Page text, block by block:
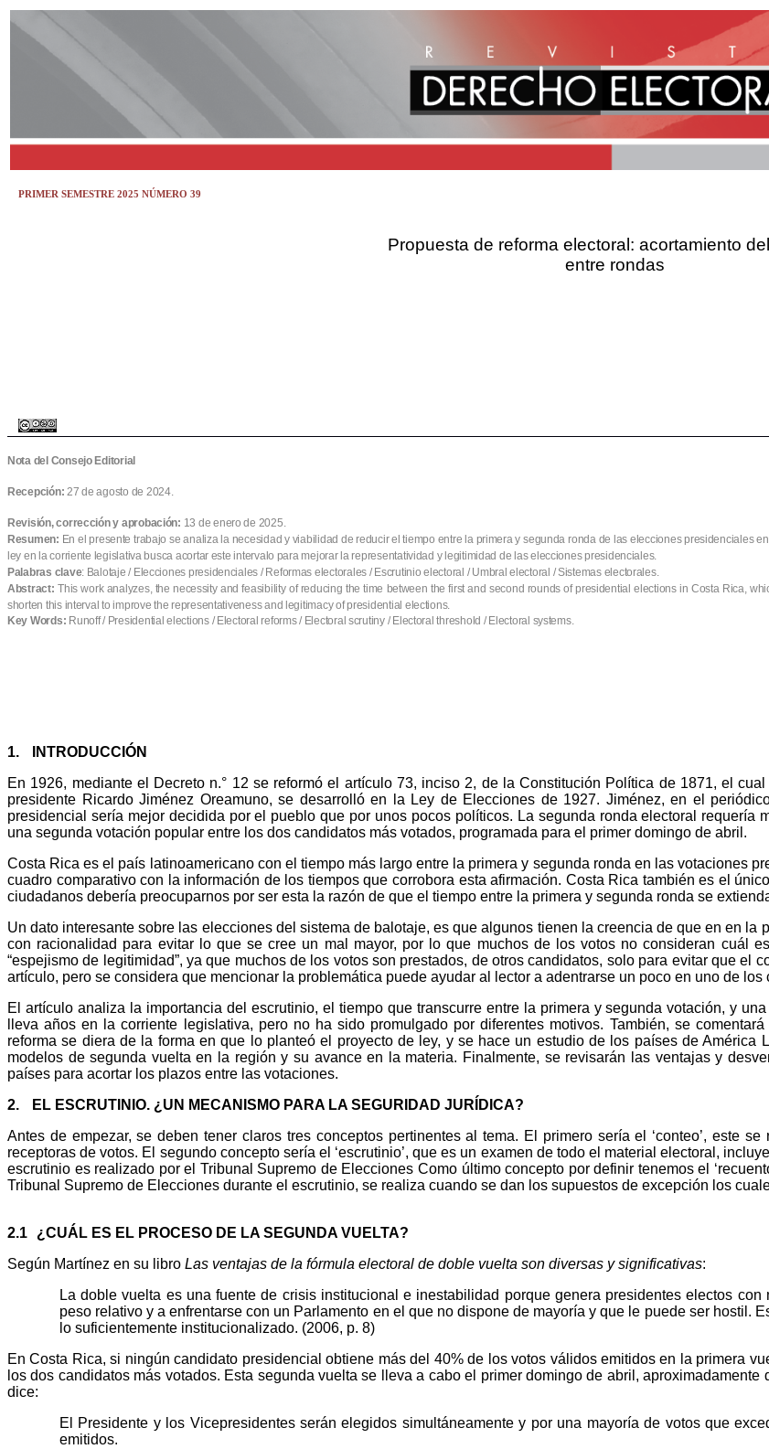
PRIMER SEMESTRE 2025 NÚMERO 39
Propuesta de reforma electoral: acortamiento
entre rondas
Nota del Consejo Editorial
Recepción: 27 de agosto de 2024.
Revisión, corrección y aprobación: 13 de enero de 2025.
Resumen: En el presente trabajo se analiza la necesidad y viabilidad de reducir el tiempo entre la primera y segunda ronda de las elecciones presidenciales
ley en la corriente legislativa busca acortar este intervalo para mejorar la representatividad y legitimidad de las elecciones presidenciales.
Palabras clave: Balotaje / Elecciones presidenciales / Reformas electorales / Escrutinio electoral / Umbral electoral / Sistemas electorales.
Abstract: This work analyzes, the necessity and feasibility of reducing the time between the first and second rounds of presidential elections in Costa Rica,
shorten this interval to improve the representativeness and legitimacy of presidential elections.
Key Words: Runoff / Presidential elections / Electoral reforms / Electoral scrutiny / Electoral threshold / Electoral systems.
1.
INTRODUCCIÓN
En 1926, mediante el Decreto n.° 12 se reformó el artículo 73, inciso 2, de la Constitución Política de 1871, el cual
presidente Ricardo Jiménez Oreamuno, se desarrolló en la Ley de Elecciones de 1927. Jiménez, en el
presidencial sería mejor decidida por el pueblo que por unos pocos políticos. La segunda ronda electoral requería
una segunda votación popular entre los dos candidatos más votados, programada para el primer domingo de abril.
Costa Rica es el país latinoamericano con el tiempo más largo entre la primera y segunda ronda en las votaciones
cuadro comparativo con la información de los tiempos que corrobora esta afirmación. Costa Rica también es el
ciudadanos debería preocuparnos por ser esta la razón de que el tiempo entre la primera y segunda ronda se
Un dato interesante sobre las elecciones del sistema de balotaje, es que algunos tienen la creencia de que en en la
con racionalidad para evitar lo que se cree un mal mayor, por lo que muchos de los votos no consideran cuál
“espejismo de legitimidad”, ya que muchos de los votos son prestados, de otros candidatos, solo para evitar que el
artículo, pero se considera que mencionar la problemática puede ayudar al lector a adentrarse un poco en uno de
El artículo analiza la importancia del escrutinio, el tiempo que transcurre entre la primera y segunda votación, y
lleva años en la corriente legislativa, pero no ha sido promulgado por diferentes motivos. También, se
reforma se diera de la forma en que lo planteó el proyecto de ley, y se hace un estudio de los países de
modelos de segunda vuelta en la región y su avance en la materia. Finalmente, se revisarán las ventajas y
países para acortar los plazos entre las votaciones.
2.
EL ESCRUTINIO. ¿UN MECANISMO PARA LA SEGURIDAD JURÍDICA?
Antes de empezar, se deben tener claros tres conceptos pertinentes al tema. El primero sería el ‘conteo’, este
receptoras de votos. El segundo concepto sería el ‘escrutinio’, que es un examen de todo el material electoral,
escrutinio es realizado por el Tribunal Supremo de Elecciones Como último concepto por definir tenemos el
Tribunal Supremo de Elecciones durante el escrutinio, se realiza cuando se dan los supuestos de excepción los
2.1
¿CUÁL ES EL PROCESO DE LA SEGUNDA VUELTA?
Según Martínez en su libro Las ventajas de la fórmula electoral de doble vuelta son diversas y significativas:
La doble vuelta es una fuente de crisis institucional e inestabilidad porque genera presidentes electos
peso relativo y a enfrentarse con un Parlamento en el que no dispone de mayoría y que le puede ser hostil.
lo suficientemente institucionalizado. (2006, p. 8)
En Costa Rica, si ningún candidato presidencial obtiene más del 40% de los votos válidos emitidos en la primera
los dos candidatos más votados. Esta segunda vuelta se lleva a cabo el primer domingo de abril,
dice:
El Presidente y los Vicepresidentes serán elegidos simultáneamente y por una mayoría de votos que
emitidos.